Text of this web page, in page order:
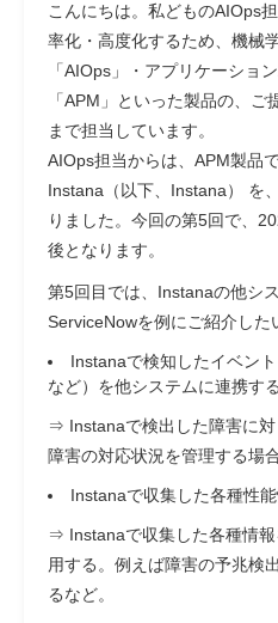
こんにちは。私どものAIOps
率化・高度化するため、機械
「AIOps」・アプリケーショ
「APM」といった製品の、
まで担当しています。
AIOps担当からは、APM製品
Instana（以下、Instana） を
りました。今回の第5回で、
後となります。
第5回目では、Instanaの他シ
ServiceNowを例にご紹介した
Instanaで検知したイベン
など）を他システムに連携する
⇒ Instanaで検出した障害に
障害の対応状況を管理する場合
Instanaで収集した各種性能
⇒ Instanaで収集した各種情
用する。例えば障害の予兆検
るなど。